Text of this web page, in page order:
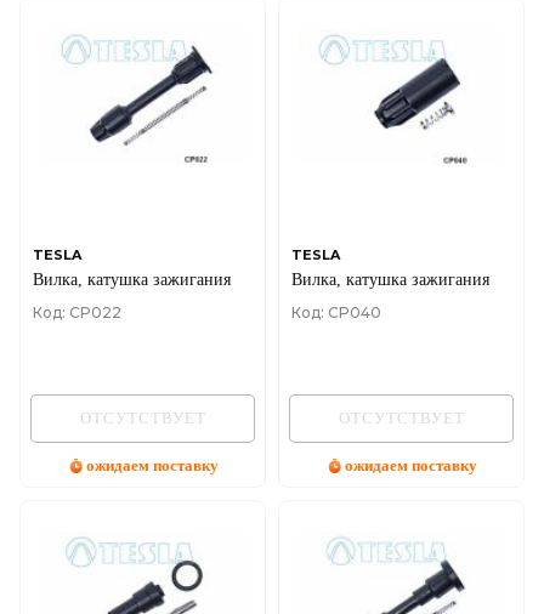
TESLA
Вилка, катушка зажигания
Код: CP022
ОТСУТСТВУЕТ
ожидаем поставку
TESLA
Вилка, катушка зажигания
Код: CP040
ОТСУТСТВУЕТ
ожидаем поставку